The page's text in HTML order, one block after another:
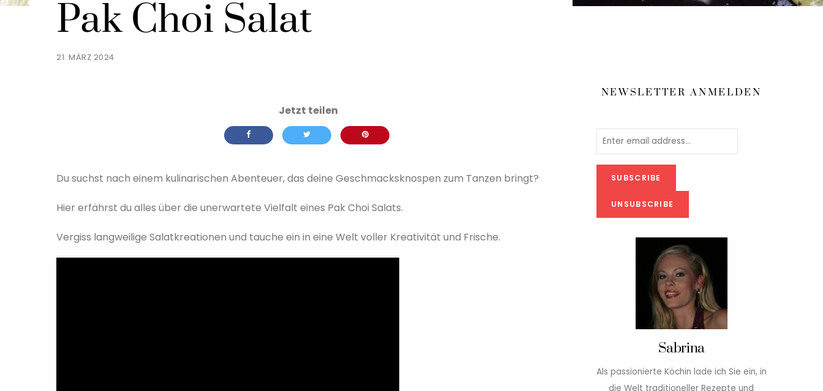
21. MÄRZ 2024
Pak Choi Salat
Du suchst nach einem kulinarischen Abenteuer, das deine Geschmacksknospen zum Tanzen bringt?
Hier erfährst du alles über die unerwartete Vielfalt eines Pak Choi Salats.
Vergiss langweilige Salatkreationen und tauche ein in eine Welt voller Kreativität und Frische.
NEWSLETTER ANMELDEN
Sabrina
Als passionierte Köchin lade ich Sie ein, in
die Welt traditioneller Rezepte und